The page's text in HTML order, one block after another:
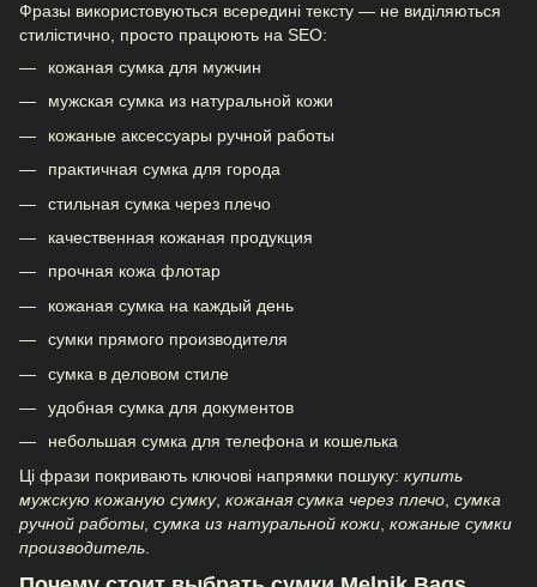
Фразы використовуються всередині тексту — не виділяються
стилістично, просто працюють на SEO:
кожаная сумка для мужчин
мужская сумка из натуральной кожи
кожаные аксессуары ручной работы
практичная сумка для города
стильная сумка через плечо
качественная кожаная продукция
прочная кожа флотар
кожаная сумка на каждый день
сумки прямого производителя
сумка в деловом стиле
удобная сумка для документов
небольшая сумка для телефона и кошелька
Ці фрази покривають ключові напрямки пошуку: купить
мужскую кожаную сумку, кожаная сумка через плечо сумка
ручной работы сумка из натуральной кожи кожаные сумки
производитель